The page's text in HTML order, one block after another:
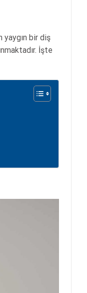
yaygın bir diş
İşte